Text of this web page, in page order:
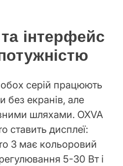
інтерфейс
серій працюють
без екранів, але
шляхами. OXVA
ставить дисплеї:
3 має кольоровий
5-30 Вт і